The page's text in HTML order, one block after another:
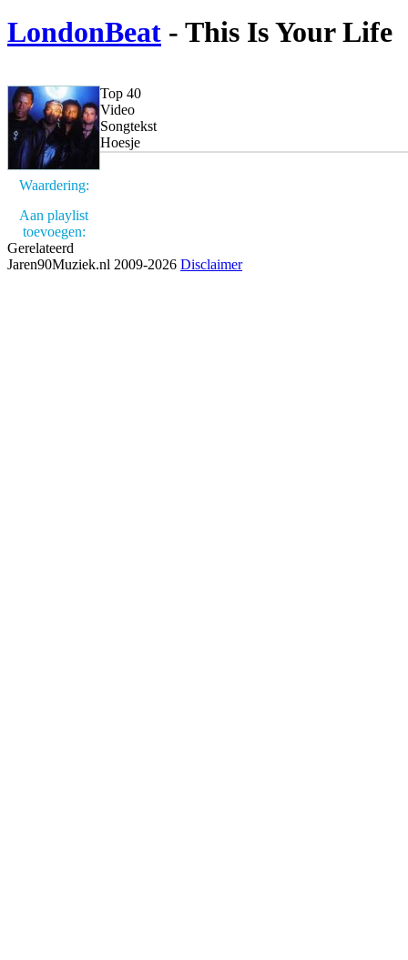
LondonBeat - This Is Your Life
Waardering:
Aan playlist
toevoegen:
Top 40
Video
Songtekst
Hoesje
Gerelateerd
Jaren90Muziek.nl 2009-2026 Disclaimer